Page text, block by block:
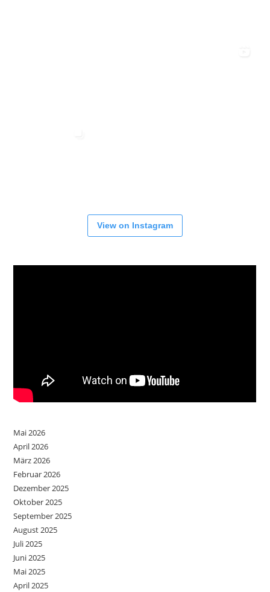
View on Instagram
Mai 2026
April 2026
März 2026
Februar 2026
Dezember 2025
Oktober 2025
September 2025
August 2025
Juli 2025
Juni 2025
Mai 2025
April 2025